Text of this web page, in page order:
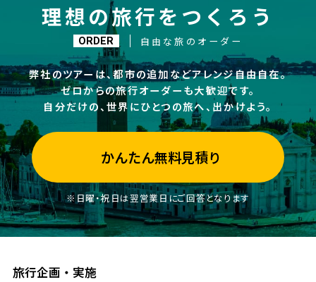
理想の旅行をつくろう
ORDER 自由な旅のオーダー
弊社のツアーは、都市の追加などアレンジ自由自在。
ゼロからの旅行オーダーも大歓迎です。
自分だけの、世界にひとつの旅へ、出かけよう。
かんたん無料見積り
※日曜・祝日は翌営業日にご回答となります
旅行企画・実施